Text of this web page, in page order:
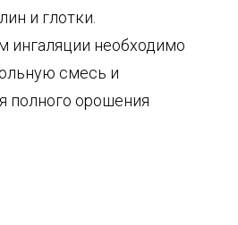
и глотки.
ингаляции необходимо
смесь и
полного орошения